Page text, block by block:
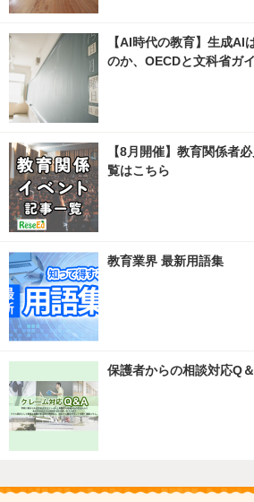
【AI時代の教育】生成AI
のか、OECDと文科省ガ
【8月開催】教育関係者
覧はこちら
教育業界 最新用語集
保護者からの相談対応Q